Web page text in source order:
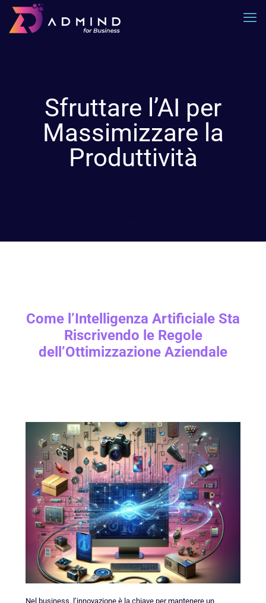
Sfruttare l’AI per
Massimizzare la
Produttività
Come l’Intelligenza Artificiale Sta
Riscrivendo le Regole
dell’Ottimizzazione Aziendale
Nel business, l’innovazione è la chiave per mantenere un